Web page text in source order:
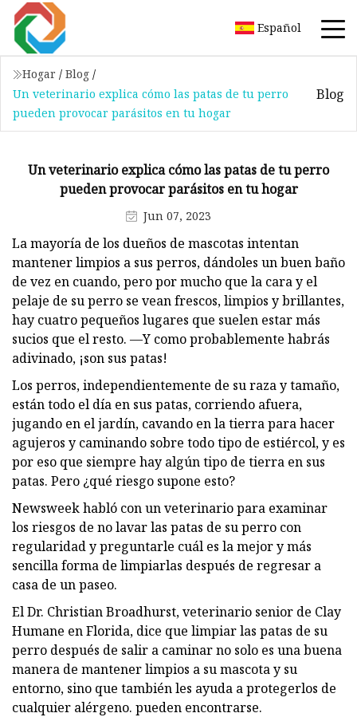
Español
Hogar / Blog /
Un veterinario explica cómo las patas de tu perro
pueden provocar parásitos en tu hogar
Blog
Un veterinario explica cómo las patas de tu perro
pueden provocar parásitos en tu hogar
Jun 07, 2023
La mayoría de los dueños de mascotas intentan
mantener limpios a sus perros, dándoles un buen baño
de vez en cuando, pero por mucho que la cara y el
pelaje de su perro se vean frescos, limpios y brillantes,
hay cuatro pequeños lugares que suelen estar más
sucios que el resto. —Y como probablemente habrás
adivinado, ¡son sus patas!
Los perros, independientemente de su raza y tamaño,
están todo el día en sus patas, corriendo afuera,
jugando en el jardín, cavando en la tierra para hacer
agujeros y caminando sobre todo tipo de estiércol, y es
por eso que siempre hay algún tipo de tierra en sus
patas. Pero ¿qué riesgo supone esto?
Newsweek habló con un veterinario para examinar
los riesgos de no lavar las patas de su perro con
regularidad y preguntarle cuál es la mejor y más
sencilla forma de limpiarlas después de regresar a
casa de un paseo.
El Dr. Christian Broadhurst, veterinario senior de Clay
Humane en Florida, dice que limpiar las patas de su
perro después de salir a caminar no solo es una buena
manera de mantener limpios a su mascota y su
entorno, sino que también les ayuda a protegerlos de
cualquier alérgeno. pueden encontrarse.